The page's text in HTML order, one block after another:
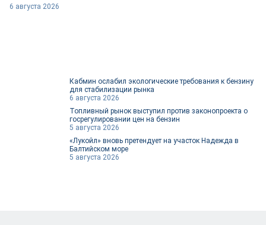
6 августа 2026
Кабмин ослабил экологические требования к бензину
для стабилизации рынка
6 августа 2026
Топливный рынок выступил против законопроекта о
госрегулировании цен на бензин
5 августа 2026
«Лукойл» вновь претендует на участок Надежда в
Балтийском море
5 августа 2026